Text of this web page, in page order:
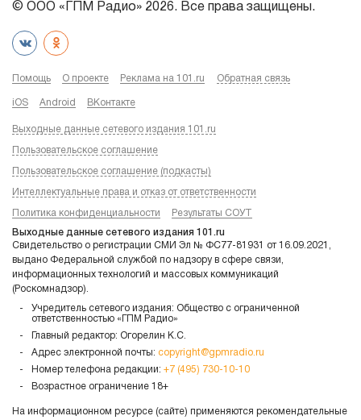
© ООО «ГПМ Радио» 2026. Все права защищены.
Помощь О проекте Реклама на 101.ru Обратная связь
iOS Android ВКонтакте
Выходные данные сетевого издания 101.ru
Пользовательское соглашение
Пользовательское соглашение (подкасты)
Интеллектуальные права и отказ от ответственности
Политика конфиденциальности Результаты СОУТ
Выходные данные сетевого издания 101.ru
Свидетельство о регистрации СМИ Эл № ФС77-81931 от 16.09.2021,
выдано Федеральной службой по надзору в сфере связи,
информационных технологий и массовых коммуникаций
(Роскомнадзор).
Учредитель сетевого издания: Общество с ограниченной
ответственностью «ГПМ Радио»
Главный редактор: Огорелин К.С.
Адрес электронной почты: copyright@gpmradio.ru
Номер телефона редакции: +7 (495) 730-10-10
Возрастное ограничение 18+
На информационном ресурсе (сайте) применяются рекомендательные